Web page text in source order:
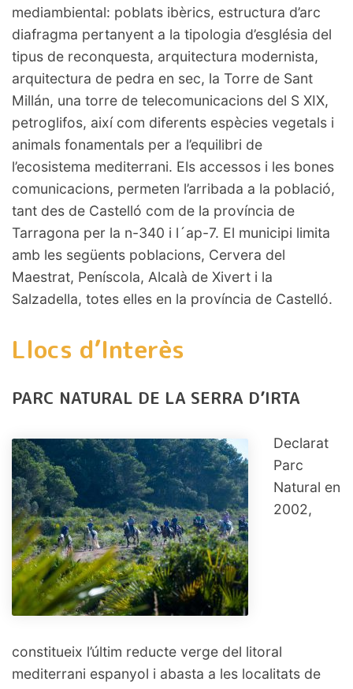
mediambiental: poblats ibèrics, estructura d’arc
diafragma pertanyent a la tipologia d’església del
tipus de reconquesta, arquitectura modernista,
arquitectura de pedra en sec, la Torre de Sant
Millán, una torre de telecomunicacions del S XIX,
petroglifos, així com diferents espècies vegetals i
animals fonamentals per a l’equilibri de
l’ecosistema mediterrani. Els accessos i les bones
comunicacions, permeten l’arribada a la població,
tant des de Castelló com de la província de
Tarragona per la n-340 i l´ap-7. El municipi limita
amb les següents poblacions, Cervera del
Maestrat, Peníscola, Alcalà de Xivert i la
Salzadella, totes elles en la província de Castelló.
Llocs d’Interès
PARC NATURAL DE LA SERRA D’IRTA
Declarat
Parc
Natural en
2002,
constitueix l’últim reducte verge del litoral
mediterrani espanyol i abasta a les localitats de